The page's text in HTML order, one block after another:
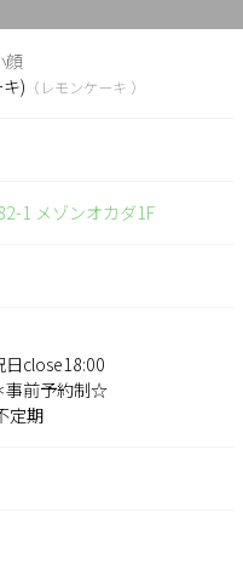
顔
) （レモンケーキ ）
1 メゾンオカダ1F
close18:00
事前予約制☆
定期